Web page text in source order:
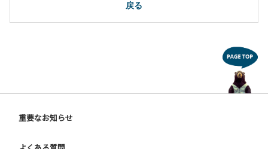
戻る
重要なお知らせ